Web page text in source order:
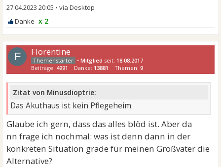
27.04.2023 20:05 •
x 2
F Florentine
•Mitglied seit: 18.08.2017
Beiträge: 4991 Danke: 13881 Themen:9
Zitat von Minusdioptrie:
Das Akuthaus ist kein Pflegeheim
Glaube ich gern, dass das alles blöd ist. Aber da
nn frage ich nochmal: was ist denn dann in der
konkreten Situation grade für meinen Großvater die
Alternative?